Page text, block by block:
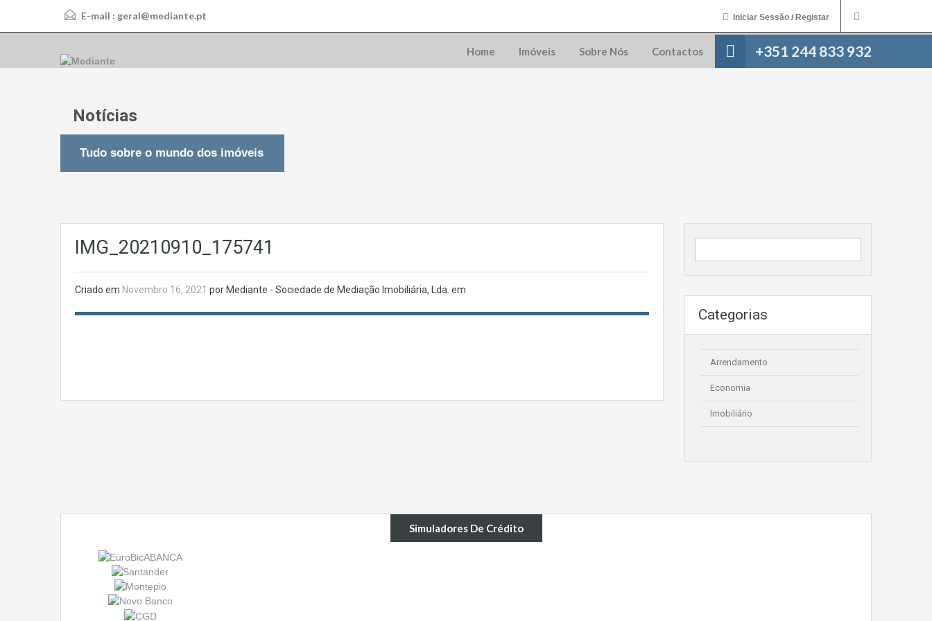
E-mail : geral@mediante.pt Iniciar Sessão / Registar
+351 244 833 932
Home Imóveis Sobre Nós Contactos
Notícias
Tudo sobre o mundo dos imóveis
IMG_20210910_175741
Criado em Novembro 16, 2021 por Mediante - Sociedade de Mediação Imobiliária, Lda. em
Categorias
Arrendamento
Economia
Imobiliário
Simuladores De Crédito